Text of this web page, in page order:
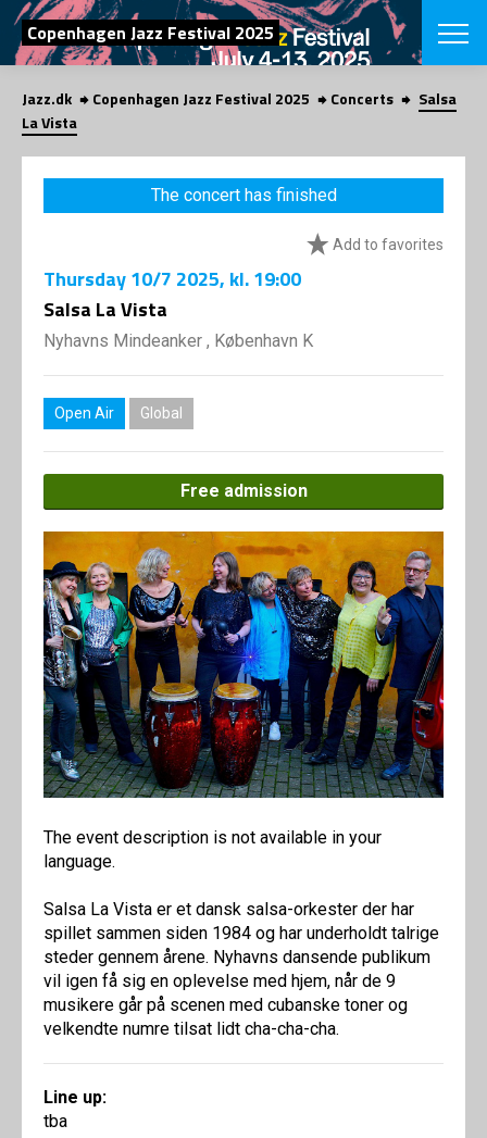
SEARCH
Copenhagen Jazz Festival 2025
Danish
CHOOSE
VINTERJAZZ
Themes
LOCATIONS
SHOP
Jazz.dk Copenhagen Jazz Festival 2025 Concerts
Salsa
La Vista
The concert has finished
Add to favorites
Thursday10/7 2025, kl. 19:00
Salsa La Vista
Nyhavns Mindeanker , København K
Open Air Global
Free admission
The event description is not available in your
language.
Salsa La Vista er et dansk salsa-orkester der har
spillet sammen siden 1984 og har underholdt talrige
steder gennem årene. Nyhavns dansende publikum
vil igen få sig en oplevelse med hjem, når de 9
musikere går på scenen med cubanske toner og
velkendte numre tilsat lidt cha-cha-cha.
Line up:
tba